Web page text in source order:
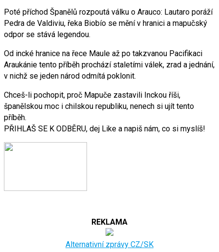
Poté příchod Španělů rozpoutá válku o Arauco: Lautaro poráží
Pedra de Valdiviu, řeka Biobío se mění v hranici a mapučský
odpor se stává legendou.
Od incké hranice na řece Maule až po takzvanou Pacifikaci
Araukánie tento příběh prochází staletími válek, zrad a jednání,
v nichž se jeden národ odmítá poklonit.
Chceš-li pochopit, proč Mapuče zastavili Inckou říši,
španělskou moc i chilskou republiku, nenech si ujít tento
příběh.
PŘIHLAŠ SE K ODBĚRU, dej Like a napiš nám, co si myslíš!
REKLAMA
Alternativní zprávy CZ/SK